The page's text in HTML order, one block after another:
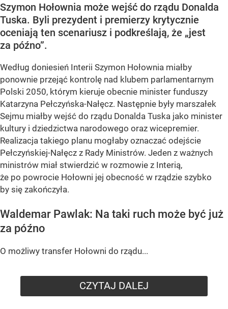
Szymon Hołownia może wejść do rządu Donalda
Tuska. Byli prezydent i premierzy krytycznie
oceniają ten scenariusz i podkreślają, że „jest
za późno”.
Według doniesień Interii Szymon Hołownia miałby
ponownie przejąć kontrolę nad klubem parlamentarnym
Polski 2050, którym kieruje obecnie minister funduszy
Katarzyna Pełczyńska-Nałęcz. Następnie były marszałek
Sejmu miałby wejść do rządu Donalda Tuska jako minister
kultury i dziedzictwa narodowego oraz wicepremier.
Realizacja takiego planu mogłaby oznaczać odejście
Pełczyńskiej-Nałęcz z Rady Ministrów. Jeden z ważnych
ministrów miał stwierdzić w rozmowie z Interią,
że po powrocie Hołowni jej obecność w rządzie szybko
by się zakończyła.
Waldemar Pawlak: Na taki ruch może być już
za późno
O możliwy transfer Hołowni do rządu...
CZYTAJ DALEJ